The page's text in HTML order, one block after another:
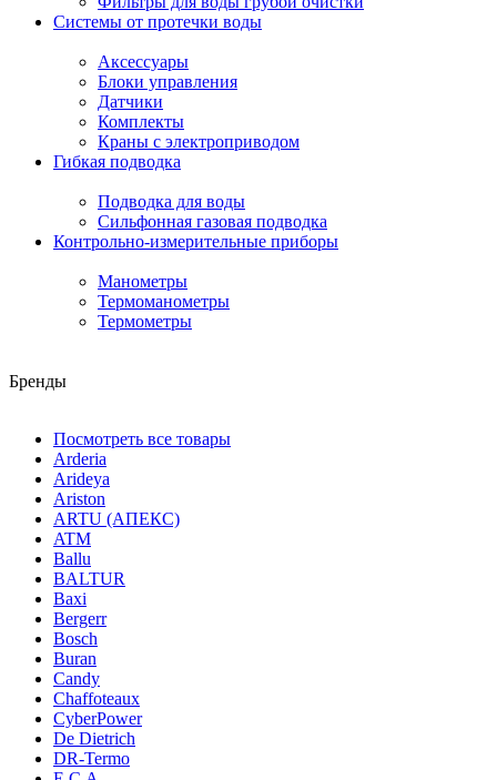
Системы от протечки воды
Аксессуары
Блоки управления
Датчики
Комплекты
Краны с электроприводом
Гибкая подводка
Подводка для воды
Сильфонная газовая подводка
Контрольно-измерительные приборы
Манометры
Термоманометры
Термометры
Бренды
Посмотреть все товары
Arderia
Arideya
Ariston
ARTU (АПЕКС)
ATM
Ballu
BALTUR
Baxi
Bergerr
Bosch
Buran
Candy
Chaffoteaux
CyberPower
De Dietrich
DR-Termo